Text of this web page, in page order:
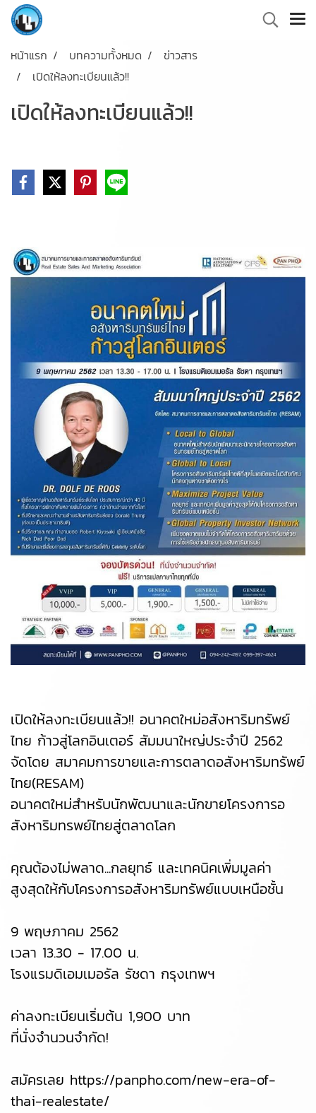
หน้าแรก บทความทั้งหมด
ข่าวสาร
เปิดให้ลงทะเบียนแล้ว!!
เปิดให้ลงทะเบียนแล้ว!!
เปิดให้ลงทะเบียนแล้ว!! อนาคตใหม่อสังหาริมทรัพย์
ไทย ก้าวสู่โลกอินเตอร์ สัมมนาใหญ่ประจำปี 2562
จัดโดย สมาคมการขายและการตลาดอสังหาริมทรัพย์
ไทย(RESAM)
อนาคตใหม่สำหรับนักพัฒนาและนักขายโครงการอ
สังหาริมทรพย์ไทยสู่ตลาดโลก
คุณต้องไม่พลาด...กลยุทธ์ และเทคนิคเพิ่มมูลค่า
สูงสุดให้กับโครงการอสังหาริมทรัพย์แบบเหนือชั้น
9 พฤษภาคม 2562
เวลา 13.30 - 17.00 น.
โรงแรมดิเอมเมอรัล รัชดา กรุงเทพฯ
ค่าลงทะเบียนเริ่มต้น 1,900 บาท
ที่นั่งจำนวนจำกัด!
สมัครเลย https://panpho.com/new-era-of-
thai-realestate/